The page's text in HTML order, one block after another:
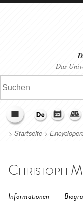
Das
> Startseite >
Christoph
Informationen